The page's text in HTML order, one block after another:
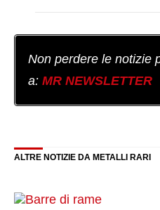
Non perdere le notizie
a: MR NEWSLETTER
ALTRE NOTIZIE DA METALLI RARI